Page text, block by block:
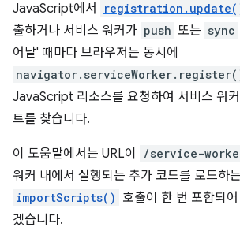
JavaScript에서
출하거나 서비스 워커가 push 또는 sync
어날' 때마다 브라우저는 동시에
JavaScript 리소스를 요청하여 서비스 워커
트를 찾습니다.
이 도움말에서는 URL이 /service-
워커 내에서 실행되는 추가 코드를 로드하는
importScripts() 호출이 한 번 포함되
겠습니다.